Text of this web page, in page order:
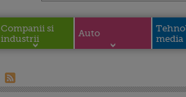
Companii si
industrii
Auto
media